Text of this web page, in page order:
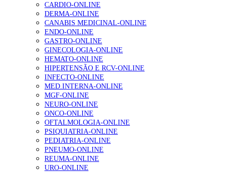
Alguns milhares de utentes podem ficar sem médico de
155 visualizações
1.º Episódio do Podcast “Frequência Cardio – Sintoniza-te
99 visualizações
“Os programas de rastreio do cancro do pulmão são custo-
88 visualizações
CARDIO-ONLINE
DERMA-ONLINE
CANABIS MEDICINAL-ONLINE
ENDO-ONLINE
GASTRO-ONLINE
GINECOLOGIA-ONLINE
HEMATO-ONLINE
HIPERTENSÃO E RCV-ONLINE
INFECTO-ONLINE
MED.INTERNA-ONLINE
MGF-ONLINE
NEURO-ONLINE
ONCO-ONLINE
OFTALMOLOGIA-ONLINE
PSIQUIATRIA-ONLINE
PEDIATRIA-ONLINE
PNEUMO-ONLINE
REUMA-ONLINE
URO-ONLINE